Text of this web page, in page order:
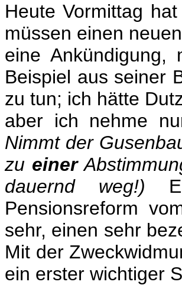
Heute Vormittag
müssen einen
eine
Beispiel aus seiner
zu tun; ich hätte
aber ich nehme
Nimmt der
zu einer
dauernd weg!)
Pensionsreform
sehr, einen sehr
Mit der
ein erster wichtiger